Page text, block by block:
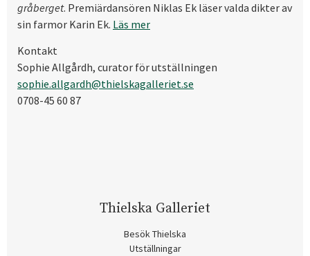
gråberget. Premiärdansören Niklas Ek läser valda dikter av
sin farmor Karin Ek. Läs mer
Kontakt
Sophie Allgårdh, curator för utställningen
sophie.allgardh@thielskagalleriet.se
0708-45 60 87
Thielska Galleriet
Besök Thielska
Utställningar